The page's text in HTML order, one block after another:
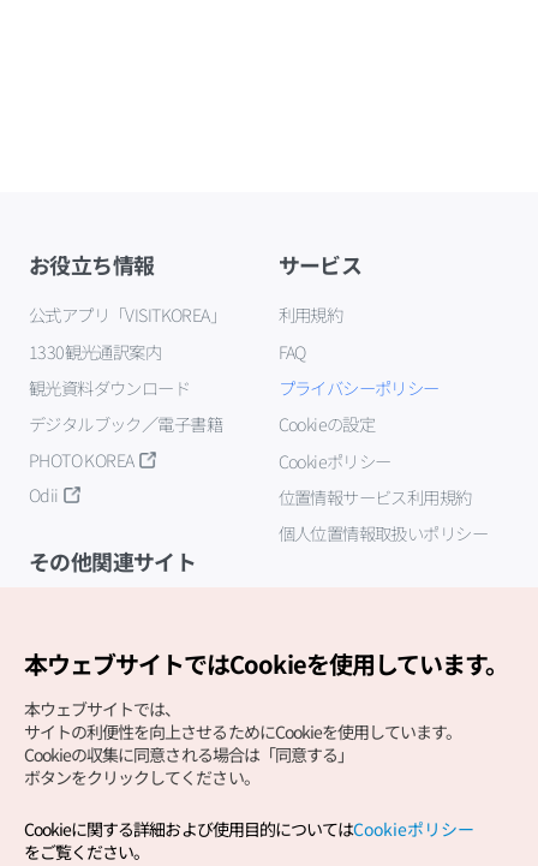
お役立ち情報
公式アプリ「VISITKOREA」
1330観光通訳案内
観光資料ダウンロード
デジタルブック／電子書籍
PHOTO KOREA
Odii
サービス
利用規約
FAQ
プライバシーポリシー
Cookieの設定
Cookieポリシー
位置情報サービス利用規約
個人位置情報取扱いポリシー
その他関連サイト
Copyright (c) Korea Tourism Organization All Rights
本ウェブサイトではCookieを使用しています。
本ウェブサイトでは、
サイトの利便性を向上させるためにCookieを使用しています。
Cookieの収集に同意される場合は「同意する」
ボタンをクリックしてください。
Cookieに関する詳細および使用目的についてはCookieポリシー
をご覧ください。